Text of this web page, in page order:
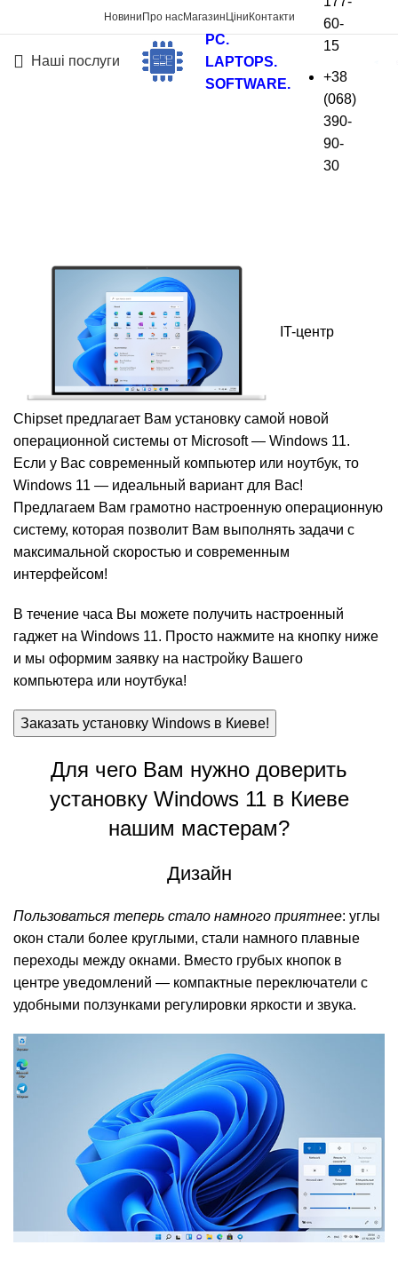
Новини Про насМагазин Ціни Контакти
Наші послуги
PC.
LAPTOPS.
SOFTWARE.
60-
15
+38
(068)
390-
90-
30
Установка Windows 11 в
IT-центр
Chipset предлагает Вам установку самой новой
операционной системы от Microsoft — Windows 11.
Если у Вас современный компьютер или ноутбук, то
Windows 11 — идеальный вариант для Вас!
Предлагаем Вам грамотно настроенную операционную
систему, которая позволит Вам выполнять задачи с
максимальной скоростью и современным
интерфейсом!
В течение часа Вы можете получить настроенный
гаджет на Windows 11. Просто нажмите на кнопку ниже
и мы оформим заявку на настройку Вашего
компьютера или ноутбука!
Заказать установку Windows в Киеве!
Для чего Вам нужно доверить
установку Windows 11 в Киеве
нашим мастерам?
Дизайн
Пользоваться теперь стало намного приятнее: углы
окон стали более круглыми, стали намного плавные
переходы между окнами. Вместо грубых кнопок в
центре уведомлений — компактные переключатели с
удобными ползунками регулировки яркости и звука.